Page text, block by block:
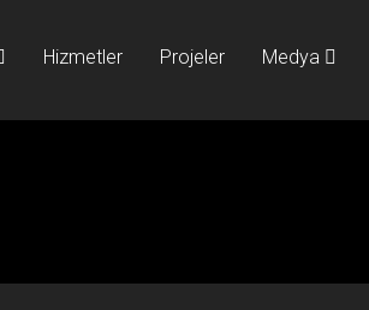
Hizmetler Projeler Medya